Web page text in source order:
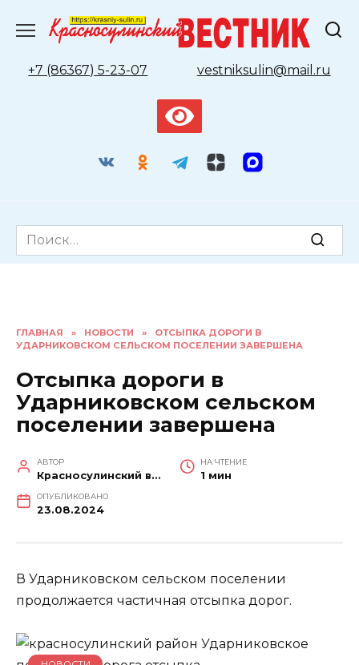
содержанию
+7 (86367) 5-23-07
vestniksulin@mail.ru
Search
for:
ГЛАВНАЯ » НОВОСТИ »
ОТСЫПКА ДОРОГИ В
УДАРНИКОВСКОМ СЕЛЬСКОМ ПОСЕЛЕНИИ ЗАВЕРШЕНА
Отсыпка дороги в
Ударниковском сельском
поселении завершена
АВТОР
Красносулинский вестник
НА ЧТЕНИЕ
1 мин
ОПУБЛИКОВАНО
23.08.2024
В Ударниковском сельском поселении
продолжается частичная отсыпка дорог.